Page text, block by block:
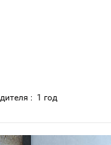
: 1 год